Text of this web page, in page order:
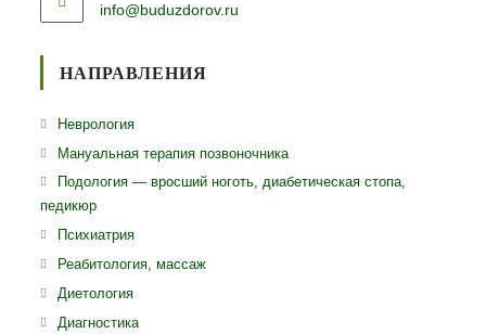
вашем
info@buduzdorov.ru
НАПРАВЛЕНИЯ
НеврологияОткроется
в
Мануальная терапия позвоночникаОткроется
в
Подология — вросший ноготь, диабетическая стопа,
педикюр
ПсихиатрияОткроется
в
Реабитология, массажОткроется
ДиетологияОткроется
в
ДиагностикаОткроется